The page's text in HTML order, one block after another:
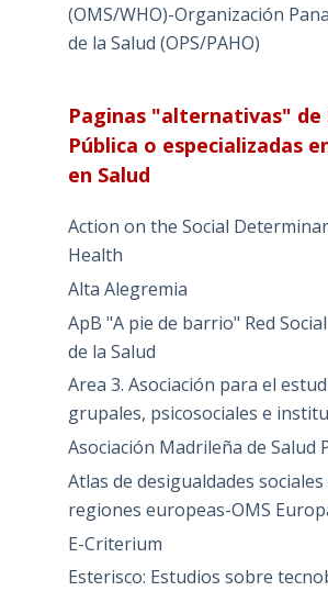
(OMS/WHO)-Organización
de la Salud (OPS/PAHO)
Paginas "alternativas" de
Pública o especializadas
en Salud
Action on the Social
Health
Alta Alegremia
ApB "A pie de barrio" Red
de la Salud
Area 3. Asociación para el
grupales, psicosociales e
Asociación Madrileña de Salud
Atlas de desigualdades sociales
regiones europeas-OMS
E-Criterium
Esterisco: Estudios sobre